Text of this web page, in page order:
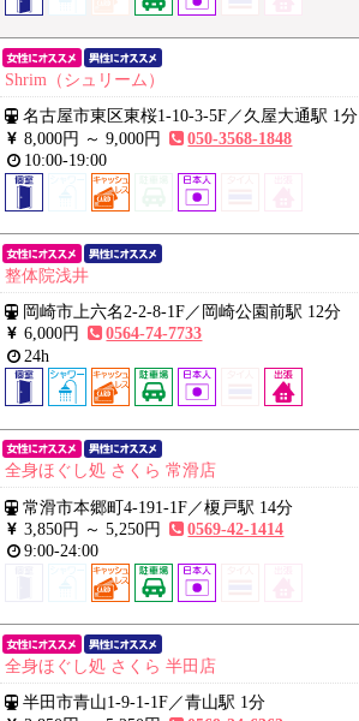
Shrim（シュリーム）
名古屋市東区東桜1-10-3-5F／久屋大通駅 1分
8,000円 ～9,000円
050-3568-1848
10:00-19:00
整体院浅井
岡崎市上六名2-2-8-1F／岡崎公園前駅 12分
6,000円
0564-74-7733
24h
全身ほぐし処 さくら 常滑店
常滑市本郷町4-191-1F／榎戸駅 14分
3,850円 ～5,250円
0569-42-1414
9:00-24:00
全身ほぐし処 さくら 半田店
半田市青山1-9-1-1F／青山駅 1分